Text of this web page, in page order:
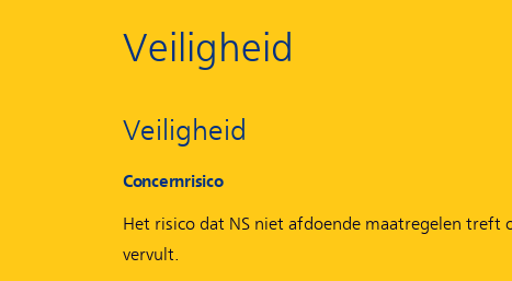
Veiligheid
Veiligheid
Concernrisico
Het risico dat NS niet afdoende maatregelen
vervult.